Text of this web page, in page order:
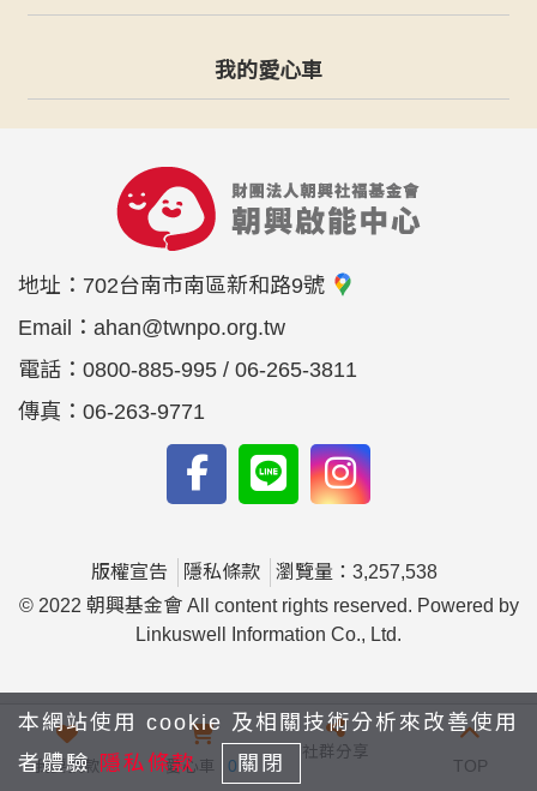
我的愛心車
地址： 702台南市南區新和路9號
Email： ahan@twnpo.org.tw
電話： 0800-885-995 / 06-265-3811
傳真： 06-263-9771
版權宣告 隱私條款
瀏覽量：3,257,538
© 2022 朝興基金會 All content rights reserved. Powered by
Linkuswell Information Co., Ltd.
我要捐款 愛心車 0
社群分享
TOP
本網站使用 cookie 及相關技術分析來改善使用
者體驗 隱私條款 關閉